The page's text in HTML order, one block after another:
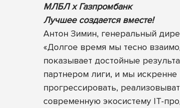
МЛБЛ х Газпромбанк
Лучшее создается вместе!
Антон Зимин, генеральный
«Долгое время мы тесно
показывает достойные
партнером лиги, и мы
прогрессировать,
современную экосистему IT-